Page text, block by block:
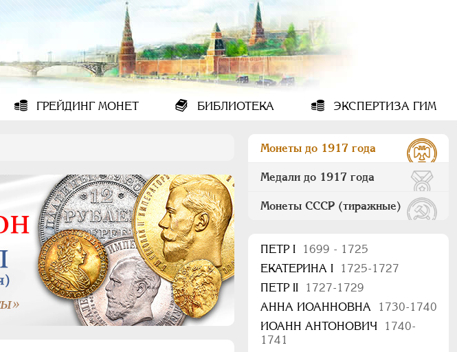
ГРЕЙДИНГМОНЕТ БИБЛИОТЕКА ЭКСПЕРТИЗА ГИМ
Монеты до 1917 года
Медали до 1917 года
Монеты СССР (тиражные)
ПEТР I
1699 - 1725
ЕКАТЕРИНА I
1725-1727
ПЕТР II
1727-1729
АННА ИОАННОВНА
1730-1740
ИОАНН АНТОНОВИЧ
1740-
1741